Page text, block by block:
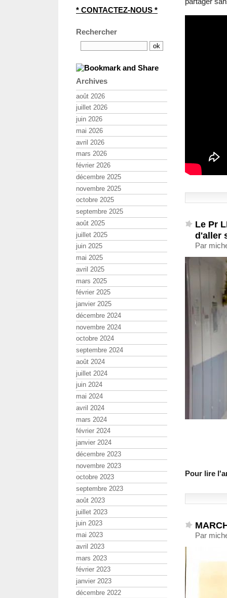
Le Pr
d'aller
Par
Pour lire
Par
* CONTACTEZ-NOUS *
Rechercher
Archives
août 2026
juillet 2026
juin 2026
mai 2026
avril 2026
mars 2026
février 2026
décembre 2025
novembre 2025
octobre 2025
septembre 2025
août 2025
juillet 2025
juin 2025
mai 2025
avril 2025
mars 2025
février 2025
janvier 2025
décembre 2024
novembre 2024
octobre 2024
septembre 2024
août 2024
juillet 2024
juin 2024
mai 2024
avril 2024
mars 2024
février 2024
janvier 2024
décembre 2023
novembre 2023
octobre 2023
septembre 2023
août 2023
juillet 2023
juin 2023
mai 2023
avril 2023
mars 2023
février 2023
janvier 2023
décembre 2022